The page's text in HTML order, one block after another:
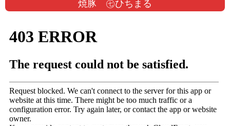
焼豚 ㊆ひちまる